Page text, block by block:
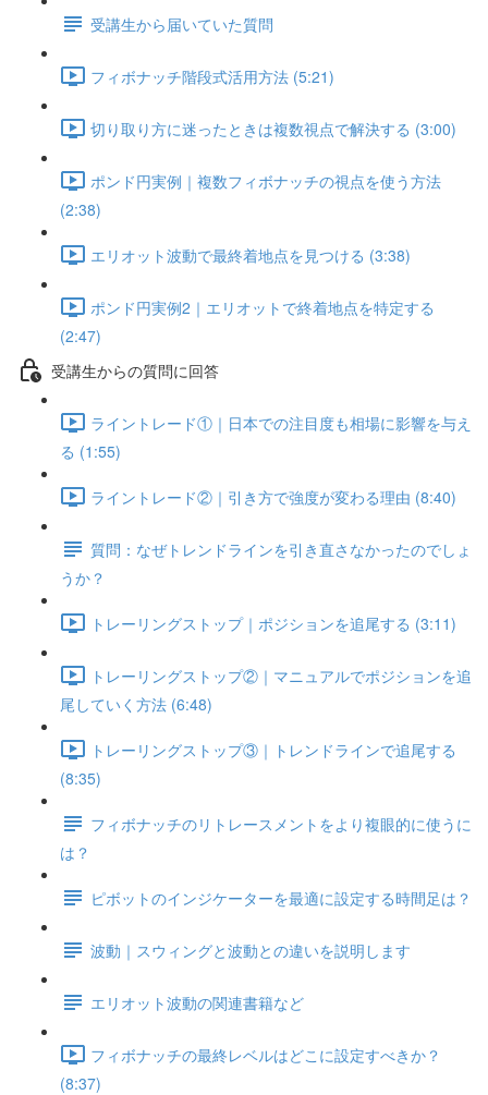
受講生から届いていた質問
フィボナッチ階段式活用方法 (5:21)
切り取り方に迷ったときは複数視点で解決する (3:00)
ポンド円実例｜複数フィボナッチの視点を使う方法
(2:38)
エリオット波動で最終着地点を見つける (3:38)
ポンド円実例2｜エリオットで終着地点を特定する
(2:47)
受講生からの質問に回答
ライントレード①｜日本での注目度も相場に影響を与え
る (1:55)
ライントレード②｜引き方で強度が変わる理由 (8:40)
質問：なぜトレンドラインを引き直さなかったのでしょ
うか？
トレーリングストップ｜ポジションを追尾する (3:11)
トレーリングストップ②｜マニュアルでポジションを追
尾していく方法 (6:48)
トレーリングストップ③｜トレンドラインで追尾する
(8:35)
フィボナッチのリトレースメントをより複眼的に使うに
は？
ピボットのインジケーターを最適に設定する時間足は？
波動｜スウィングと波動との違いを説明します
エリオット波動の関連書籍など
フィボナッチの最終レベルはどこに設定すべきか？
(8:37)